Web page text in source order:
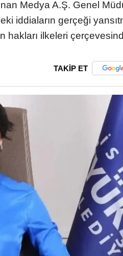
Medya A.Ş. Genel
iddiaların gerçeği
hakları ilkeleri
TAKİP ET